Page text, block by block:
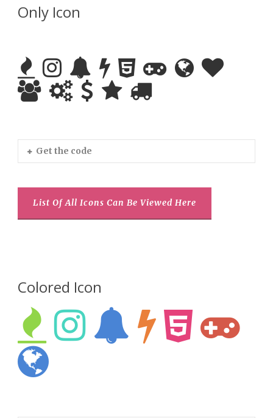
Only Icon
Get the code
List Of All Icons Can Be Viewed Here
Colored Icon